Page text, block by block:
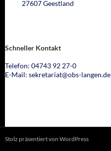
27607 Geestland
Schneller Kontakt
Telefon: 04743 92 27-0
E-Mail: sekretariat@obs-langen.de
Stolz präsentiert von WordPress